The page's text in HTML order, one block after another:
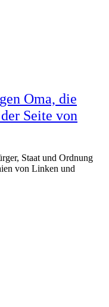
Oma, die
Seite von
Staat und Ordnung
von Linken und